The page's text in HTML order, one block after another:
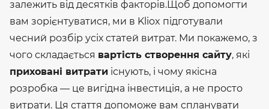
залежить від десятків факторів.Щоб допомогти
вам зорієнтуватися, ми в Kliox підготували
чесний розбір усіх статей витрат. Ми покажемо, з
чого складається вартість створення сайту, які
приховані витрати існують, і чому якісна
розробка — це вигідна інвестиція, а не просто
витрати. Ця стаття допоможе вам спланувати